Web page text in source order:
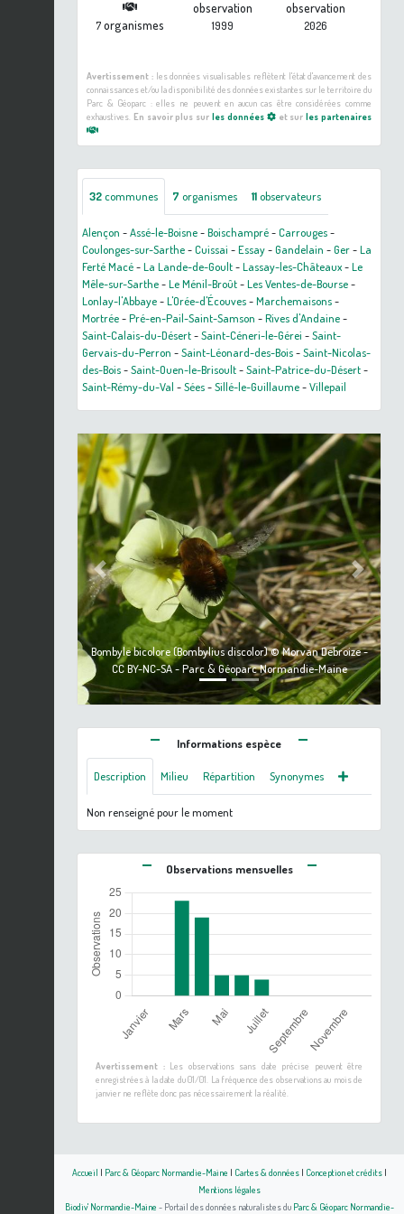
7organismes
observation
1999
observation
2026
Avertissement :les données visualisables reflètent l'état d'avancement des
connaissances et/ou la disponibilité des données existantes sur le territoire du
Parc & Géoparc : elles ne peuvent en aucun cas être considérées comme
exhaustives. En savoir plus sur les données et surles partenaires
32communes 7 organismes 11observateurs
Alençon -Assé-le-Boisne-Boischampré-Carrouges-
Coulonges-sur-Sarthe-Cuissai -Essay-Gandelain -Ger-La
Ferté Macé-La Lande-de-Goult-Lassay-les-Châteaux-Le
Mêle-sur-Sarthe-Le Ménil-Broût-Les Ventes-de-Bourse-
Lonlay-l'Abbaye-L'Orée-d'Écouves-Marchemaisons-
Mortrée-Pré-en-Pail-Saint-Samson -Rives d'Andaine-
Saint-Calais-du-Désert-Saint-Céneri-le-Gérei -Saint-
Gervais-du-Perron -Saint-Léonard-des-Bois-Saint-Nicolas-
des-Bois-Saint-Ouen-le-Brisoult-Saint-Patrice-du-Désert-
Saint-Rémy-du-Val -Sées-Sillé-le-Guillaume-Villepail
Bombyle bicolore (Bombylius discolor) © Morvan Debroize -
CC BY-NC-SA - Parc & Géoparc Normandie-Maine
Previous Next
Informations espèce
Description Milieu Répartition Synonymes
Non renseigné pour le moment
Observations mensuelles
Avertissement :Les observations sans date précise peuvent être
enregistrées à la date du 01/01. La fréquence des observations au mois de
janvier ne reflète donc pas nécessairement la réalité.
Accueil | Parc & Géoparc Normandie-Maine | Cartes & données| Conception et crédits|
Mentions légales
Biodiv' Normandie-Maine - Portail des données naturalistes du Parc & Géoparc Normandie-